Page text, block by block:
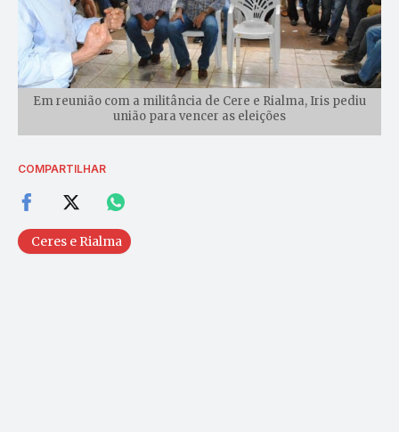
Em reunião com a militância de Cere e Rialma, Iris pediu
união para vencer as eleições
COMPARTILHAR
Ceres e Rialma